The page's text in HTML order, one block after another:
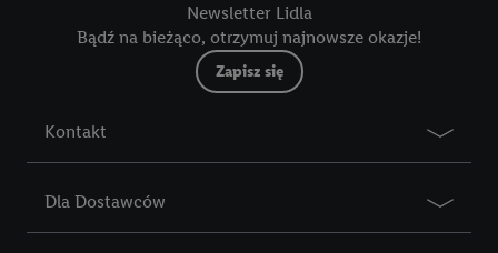
Newsletter Lidla
Bądź na bieżąco, otrzymuj najnowsze okazje!
Zapisz się
Kontakt
Dla Dostawców